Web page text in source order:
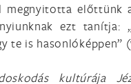
megnyitotta előttünk
ezt tanítja:
te is hasonlóképpen”
kultúrája